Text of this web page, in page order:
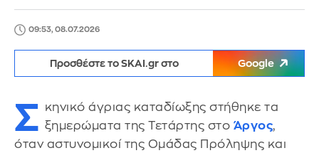
09:53, 08.07.2026
Προσθέστε το SKAI.gr στο Google
Σ κηνικό άγριας καταδίωξης στήθηκε τα
ξημερώματα της Τετάρτης στο Άργος,
όταν αστυνομικοί της Ομάδας Πρόληψης και